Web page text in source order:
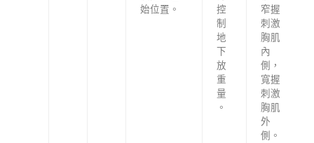
始位置。
控
制
地
下
放
重
量
。
窄握
刺激
胸肌
內
側，
寬握
刺激
胸肌
外
側。